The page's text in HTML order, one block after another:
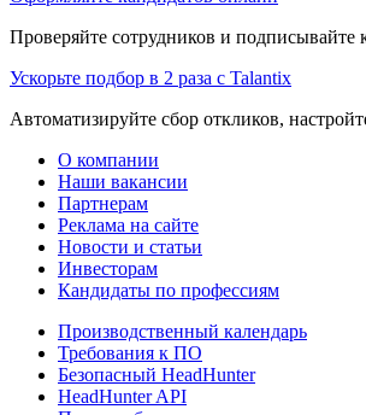
Проверяйте сотрудников и
Ускорьте подбор в 2 раза с Talantix
Автоматизируйте сбор откликов,
О компании
Наши вакансии
Партнерам
Реклама на сайте
Новости и статьи
Инвесторам
Кандидаты по профессиям
Производственный календарь
Требования к ПО
Безопасный HeadHunter
HeadHunter API